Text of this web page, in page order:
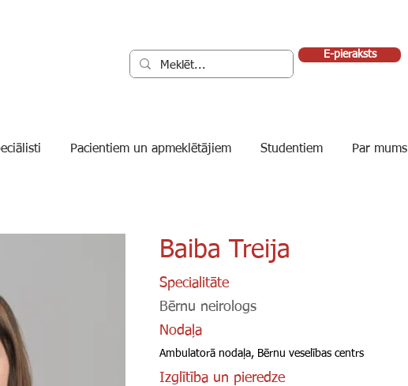
E-pieraksts
Pacientiem un apmeklētājiem Studentiem Par mums
Baiba Treija
Specialitāte
Bērnu neirologs
Nodaļa
Ambulatorā nodaļa, Bērnu veselības centrs
Izglītība un pieredze